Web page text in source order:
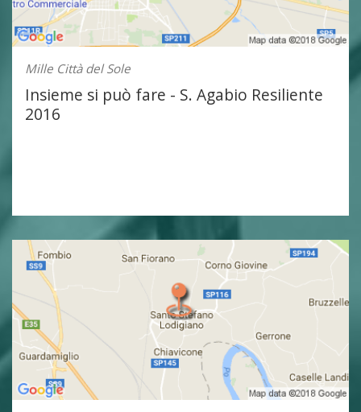
Mille Città del Sole
Insieme si può fare - S. Agabio Resiliente
2016